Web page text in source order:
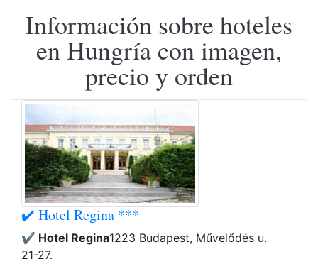
Información sobre hoteles
en Hungría con imagen,
precio y orden
✔️ Hotel Regina ***
✔️ Hotel Regina1223 Budapest, Művelődés u.
21-27.